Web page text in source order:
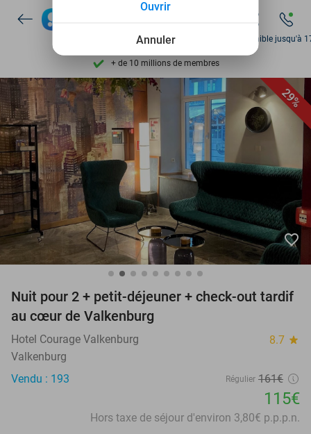
Disponible 7 jours par semaine
+ de 10 millions de membres
9,4 basé sur206 298 avis
Découvrez + de 15.000 deals
Disponible 7 jours par semaine
+ de 10 millions de membres
Disponible jusqu'à
29%
favorite_border
Nuit pour 2 + petit-déjeuner + check-out tardif
au cœur de Valkenburg
Hotel Courage Valkenburg 8.7 star
Valkenburg
Vendu : 193
Régulier 161€
115€
Hors taxe de séjour d'environ 3,80€ p.p.p.n.
Annuler
Ouvrir